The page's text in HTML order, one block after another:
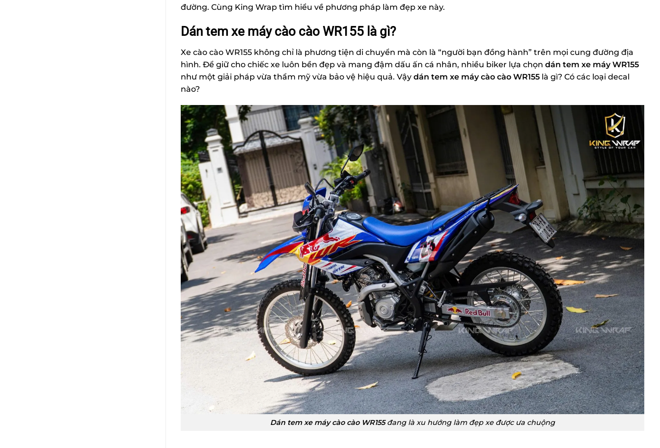
đường. Cùng King Wrap tìm hiểu về phương pháp làm đẹp xe này.
Dán tem xe máy cào cào WR155 là gì?
Xe cào cào WR155 không chỉ là phương tiện di chuyển mà còn là “người bạn đồng hành” trên mọi cung đường địa
hình. Để giữ cho chiếc xe luôn bền đẹp và mang đậm dấu ấn cá nhân, nhiều biker lựa chọn dán tem xe máy WR155
như một giải pháp vừa thẩm mỹ vừa bảo vệ hiệu quả. Vậy dán tem xe máy cào cào WR155 là gì? Có các loại decal
nào?
Dán tem xe máy cào cào WR155đang là xu hướng làm đẹp xe được ưa chuộng